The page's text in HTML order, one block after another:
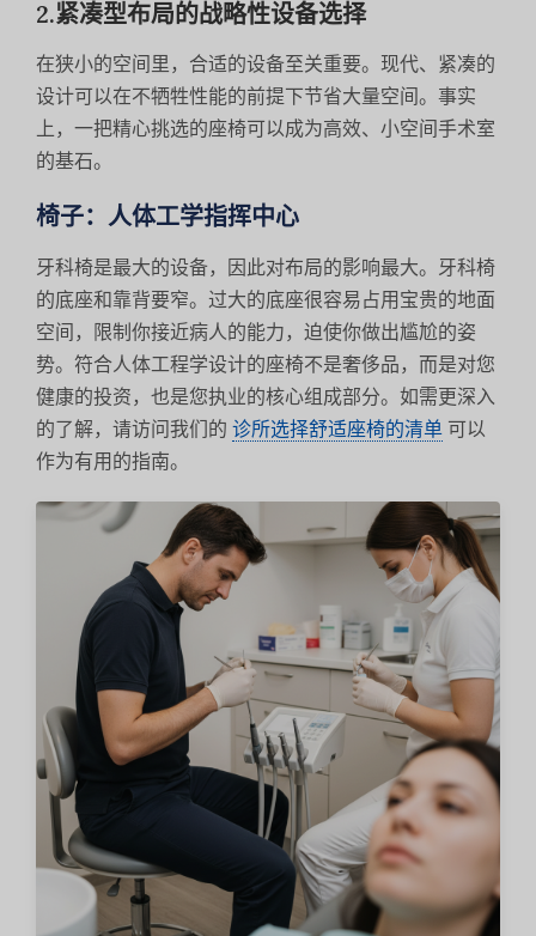
2.紧凑型布局的战略性设备选择
在狭小的空间里，合适的设备至关重要。现代、紧凑的
设计可以在不牺牲性能的前提下节省大量空间。事实
上，一把精心挑选的座椅可以成为高效、小空间手术室
的基石。
椅子：人体工学指挥中心
牙科椅是最大的设备，因此对布局的影响最大。牙科椅
的底座和靠背要窄。过大的底座很容易占用宝贵的地面
空间，限制你接近病人的能力，迫使你做出尴尬的姿
势。符合人体工程学设计的座椅不是奢侈品，而是对您
健康的投资，也是您执业的核心组成部分。如需更深入
的了解，请访问我们的 诊所选择舒适座椅的清单 可以
作为有用的指南。